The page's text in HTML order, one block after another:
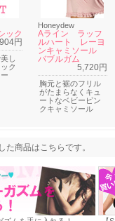
ック
円
し
ク
Honeydew
Aライン ラッフ
ルハート レーヨ
ンキャミソール
バブルガム
5,720円
胸元と裾のフリル
がたまらなくキュ
ートなベビーピン
クキャミソール
た商品
た商品はこちらです。